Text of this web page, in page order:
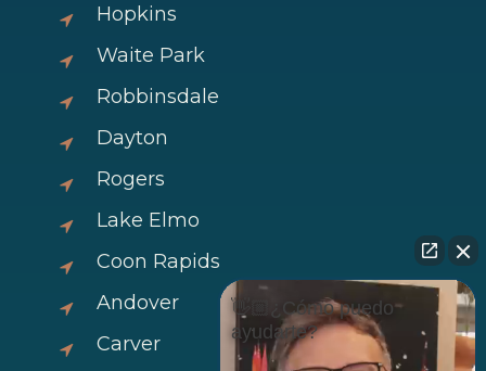
Hopkins
Waite Park
Robbinsdale
Dayton
Rogers
Lake Elmo
Coon Rapids
Andover
Carver
👋🏼¿Cómo puedo
ayudarte?